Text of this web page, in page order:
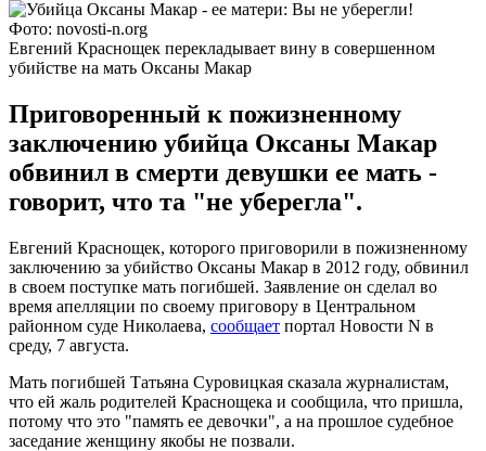
Фото: novosti-n.org
Евгений Краснощек перекладывает вину в совершенном
убийстве на мать Оксаны Макар
Приговоренный к пожизненному
заключению убийца Оксаны Макар
обвинил в смерти девушки ее мать -
говорит, что та "не уберегла".
Евгений Краснощек, которого приговорили в пожизненному
заключению за убийство Оксаны Макар в 2012 году, обвинил
в своем поступке мать погибшей. Заявление он сделал во
время апелляции по своему приговору в Центральном
районном суде Николаева, сообщает портал Новости N в
среду, 7 августа.
Мать погибшей Татьяна Суровицкая сказала журналистам,
что ей жаль родителей Краснощека и сообщила, что пришла,
потому что это "память ее девочки", а на прошлое судебное
заседание женщину якобы не позвали.